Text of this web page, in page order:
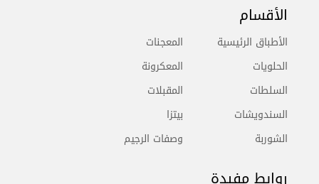
الأقسام
الأطباق الرئيسية
الحلويات
السلطات
السندويشات
الشوربة
المعجنات
المعكرونة
المقبلات
بيتزا
وصفات الرجيم
روابط مفيدة